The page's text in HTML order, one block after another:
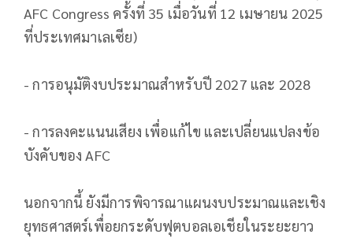
AFC Congress ครั้งที่ 35 เมื่อวันที่ 12 เมษายน 2025
ที่ประเทศมาเลเซีย)
- การอนุมัติงบประมาณสำหรับปี 2027 และ 2028
- การลงคะแนนเสียง เพื่อแก้ไข และเปลี่ยนแปลงข้อ
บังคับของ AFC
นอกจากนี้ ยังมีการพิจารณาแผนงบประมาณและเชิง
ยุทธศาสตร์เพื่อยกระดับฟุตบอลเอเชียในระยะยาว